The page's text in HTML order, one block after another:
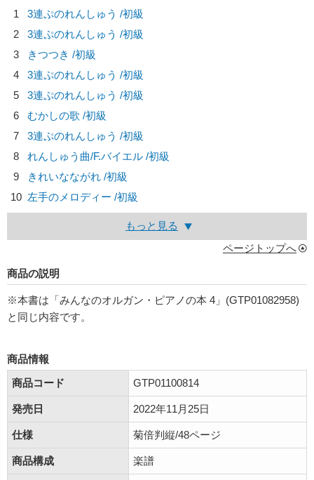
1
3連ぷのれんしゅう /初級
2
3連ぷのれんしゅう /初級
3
きつつき /初級
4
3連ぷのれんしゅう /初級
5
3連ぷのれんしゅう /初級
6
むかしの歌 /初級
7
3連ぷのれんしゅう /初級
8
れんしゅう曲/F.バイエル /初級
9
きれいなながれ /初級
10 左手のメロディー /初級
もっと見る
ページトップへ
商品の説明
※本書は「みんなのオルガン・ピアノの本 4」(GTP01082958)
と同じ内容です。
商品情報
商品コード
GTP01100814
発売日 2022年11月25日
仕様 菊倍判縦/48ページ
商品構成 楽譜